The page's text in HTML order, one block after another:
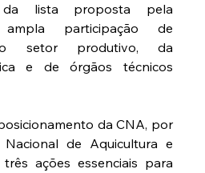
da lista proposta pela
participação de
setor produtivo, da
e de órgãos técnicos
da CNA, por
de Aquicultura e
ações essenciais para